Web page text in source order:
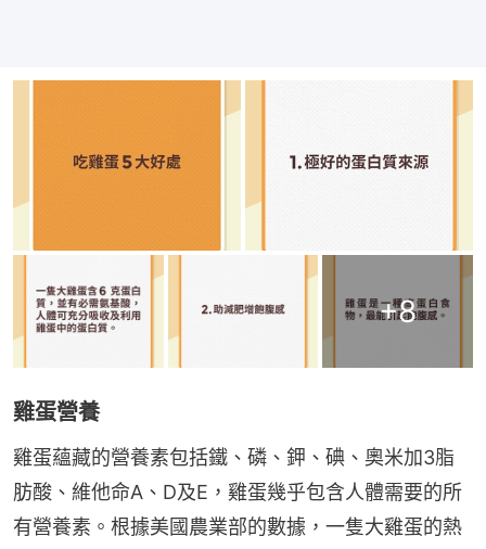
+8
雞蛋營養
雞蛋蘊藏的營養素包括鐵、磷、鉀、碘、奧米加3脂
肪酸、維他命A、D及E，雞蛋幾乎包含人體需要的所
有營養素。根據美國農業部的數據，一隻大雞蛋的熱